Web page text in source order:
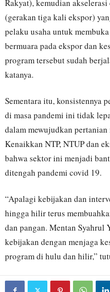
Rakyat), kemudian
(gerakan tiga kali ekspor)
pelaku usaha untuk
bermuara pada ekspor dan
program tersebut sudah
katanya.
Sementara itu, konsistennya
di masa pandemi ini tidak
dalam mewujudkan
Kenaikkan NTP, NTUP dan
bahwa sektor ini menjadi
ditengah pandemi covid 19.
“Apalagi kebijakan dan
hingga hilir terus
dan pangan. Mentan Syahrul
kebijakan dengan menjaga
program di hulu dan hilir,”